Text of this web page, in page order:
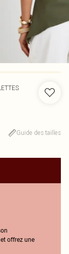
Guide des tailles
offrez une